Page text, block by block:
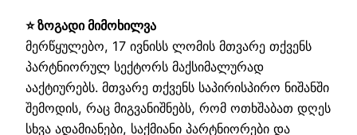
⭐ ზოგადი მიმოხილვა
მერწყულებო, 17 ივნისს ლომის მთვარე თქვენს
პარტნიორულ სექტორს მაქსიმალურად
ააქტიურებს. მთვარე თქვენს საპირისპირო ნიშანში
შემოდის, რაც მიგვანიშნებს, რომ ოთხშაბათ დღეს
სხვა ადამიანები, საქმიანი პარტნიორები და